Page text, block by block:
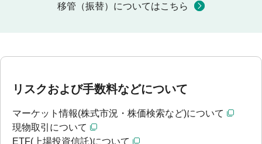
移管（振替）についてはこちら
リスクおよび手数料などについて
マーケット情報(株式市況・株価検索など)について
現物取引について
ETF(上場投資信託)について